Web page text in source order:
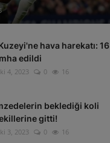
hava harekatı: 16
edildi
4, 2023 0 16
beklediği koli
gitti!
3, 2023 0 16